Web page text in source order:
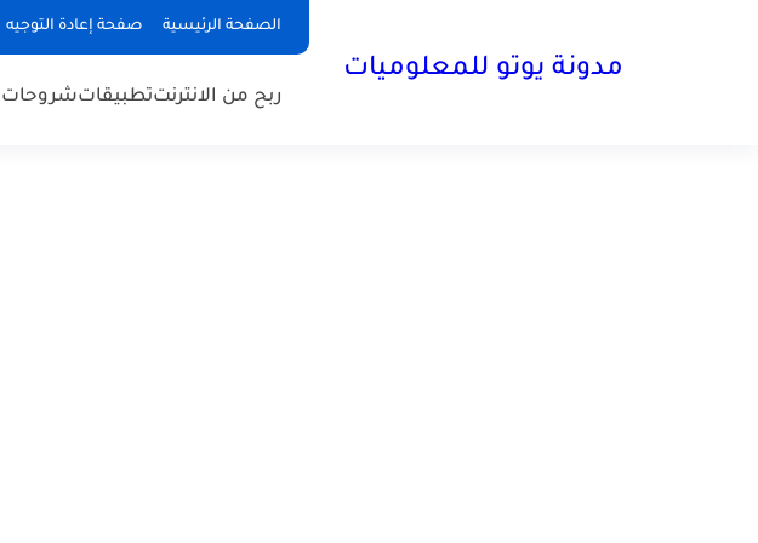
الصفحة الرئيسية صفحة إعادة التوجيه
مدونة يوتو للمعلوميات
ربح من الانترنتتطبيقاتشروحات